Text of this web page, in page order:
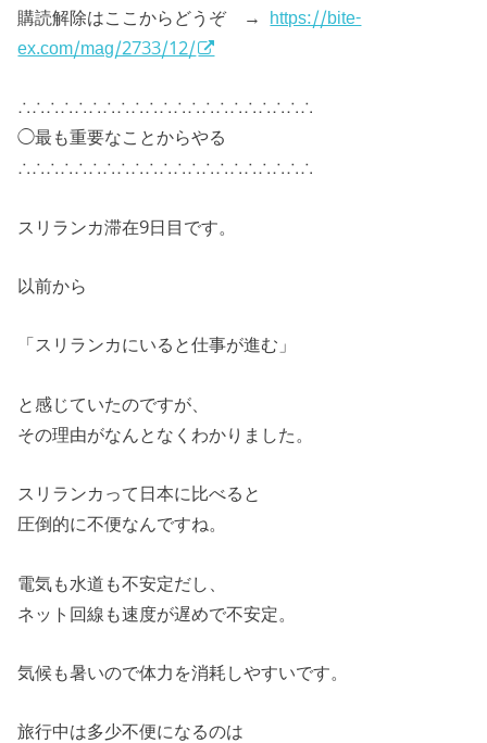
購読解除はここからどうぞ → https://bite-
ex.com/mag/2733/12/
∴∴∴∴∴∴∴∴∴∴∴∴∴∴∴∴∴∴∴∴∴
◯最も重要なことからやる
∴∴∴∴∴∴∴∴∴∴∴∴∴∴∴∴∴∴∴∴∴
スリランカ滞在9日目です。
以前から
「スリランカにいると仕事が進む」
と感じていたのですが、
その理由がなんとなくわかりました。
スリランカって日本に比べると
圧倒的に不便なんですね。
電気も水道も不安定だし、
ネット回線も速度が遅めで不安定。
気候も暑いので体力を消耗しやすいです。
旅行中は多少不便になるのは